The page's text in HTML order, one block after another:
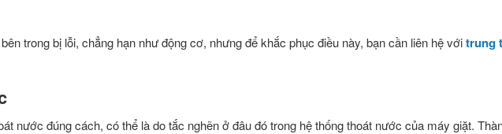
trong bị lỗi, chẳng hạn như động cơ, nhưng để khắc phục điều này, bạn cần liên hệ vớitrung
nước đúng cách, có thể là do tắc nghẽn ở đâu đó trong hệ thống thoát nước của máy giặt.